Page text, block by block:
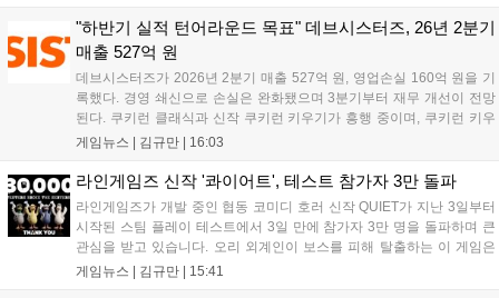
혜택을 지급하며, 상세 내용은 공식 라운지에서 확인할 수 있다. 이용자
는 게임 접속 및 주요 콘텐츠 플레이를 통해 성장을 지원받을 수 있다....
"하반기 실적 턴어라운드 목표" 데브시스터즈, 26년 2분기
매출 527억 원
데브시스터즈가 2026년 2분기 매출 527억 원, 영업손실 160억 원을 기
록했다. 경영 쇄신으로 손실은 완화됐으며 3분기부터 재무 개선이 전망
된다. 쿠키런 클래식과 신작 쿠키런 키우기가 흥행 중이며, 쿠키런 키우
기는 13일 첫 업데이트를 시작으로 2주 간격의 콘텐츠를 제공한다. 또한
이다. 회사는 비용 효율화와 신작 흥행을 통해 하반기 실적 턴어라운드
를 이끌 방침이다....
게임뉴스 | 김규만 16:03
라인게임즈 신작 '콰이어트', 테스트 참가자 3만 돌파
라인게임즈가 개발 중인 협동 코미디 호러 신작 QUIET가 지난 3일부터
시작된 스팀 플레이 테스트에서 3일 만에 참가자 3만 명을 돌파하며 큰
관심을 받고 있습니다. 오리 외계인이 보스를 피해 탈출하는 이 게임은
최대 4인 협동을 지원하며, 소음 관리와 물리 법칙을 활용한 전략적 플레
게임뉴스 | 김규만 15:41